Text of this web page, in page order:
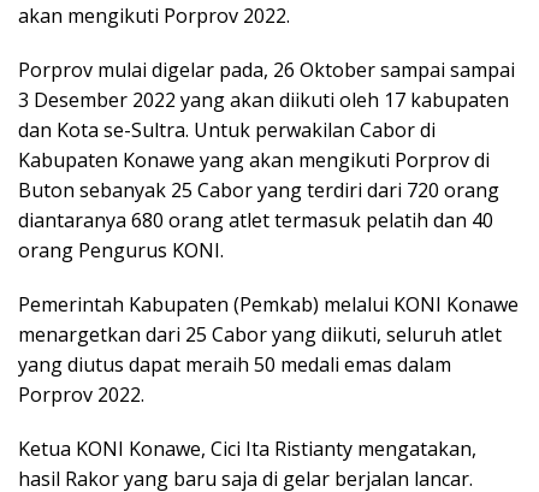
akan mengikuti Porprov 2022.
Porprov mulai digelar pada, 26 Oktober sampai sampai
3 Desember 2022 yang akan diikuti oleh 17 kabupaten
dan Kota se-Sultra. Untuk perwakilan Cabor di
Kabupaten Konawe yang akan mengikuti Porprov di
Buton sebanyak 25 Cabor yang terdiri dari 720 orang
diantaranya 680 orang atlet termasuk pelatih dan 40
orang Pengurus KONI.
Pemerintah Kabupaten (Pemkab) melalui KONI Konawe
menargetkan dari 25 Cabor yang diikuti, seluruh atlet
yang diutus dapat meraih 50 medali emas dalam
Porprov 2022.
Ketua KONI Konawe, Cici Ita Ristianty mengatakan,
hasil Rakor yang baru saja di gelar berjalan lancar.